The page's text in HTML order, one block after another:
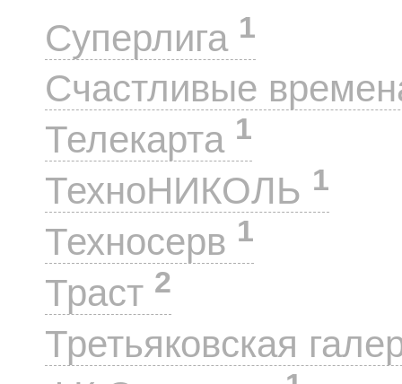
Суперлига 1
Счастливые
Телекарта 1
ТехноНИКОЛЬ 1
Техносерв 1
Траст 2
Третьяковская